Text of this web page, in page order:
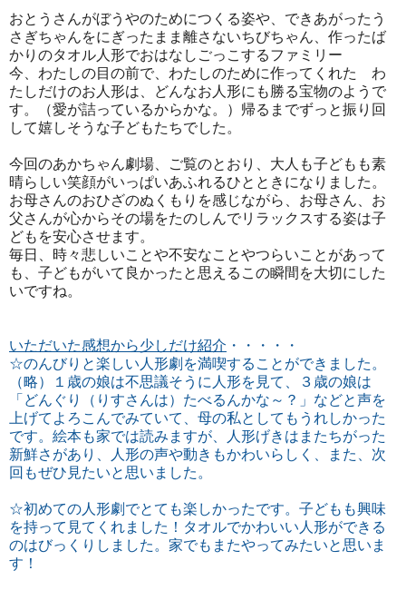
おとうさんがぼうやのためにつくる姿や、できあがったう
さぎちゃんをにぎったまま離さないちびちゃん、作ったば
かりのタオル人形でおはなしごっこするファミリー
今、わたしの目の前で、わたしのために作ってくれた わ
たしだけのお人形は、どんなお人形にも勝る宝物のようで
す。（愛が詰っているからかな。）帰るまでずっと振り回
して嬉しそうな子どもたちでした。
今回のあかちゃん劇場、ご覧のとおり、大人も子どもも素
晴らしい笑顔がいっぱいあふれるひとときになりました。
お母さんのおひざのぬくもりを感じながら、お母さん、お
父さんが心からその場をたのしんでリラックスする姿は子
どもを安心させます。
毎日、時々悲しいことや不安なことやつらいことがあって
も、子どもがいて良かったと思えるこの瞬間を大切にした
いですね。
いただいた感想から少しだけ紹介 ・・・・・
☆のんびりと楽しい人形劇を満喫することができました。
（略）１歳の娘は不思議そうに人形を見て、３歳の娘は
「どんぐり（りすさんは）たべるんかな～？」などと声を
上げてよろこんでみていて、母の私としてもうれしかった
です。絵本も家では読みますが、人形げきはまたちがった
新鮮さがあり、人形の声や動きもかわいらしく、また、次
回もぜひ見たいと思いました。
☆初めての人形劇でとても楽しかったです。子どもも興味
を持って見てくれました！タオルでかわいい人形ができる
のはびっくりしました。家でもまたやってみたいと思いま
す！